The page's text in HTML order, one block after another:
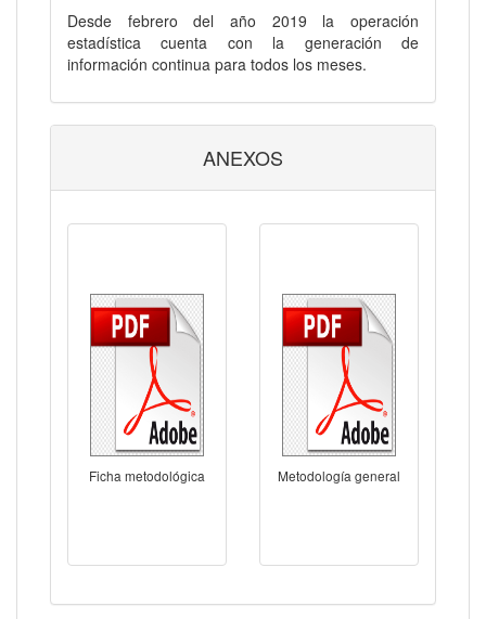
Desde febrero del año 2019 la operación
estadística cuenta con la generación de
información continua para todos los meses.
ANEXOS
Ficha metodológica Metodología general